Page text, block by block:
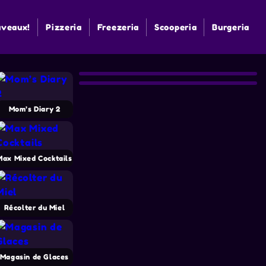
Pizzeria Freezeria Scooperia Burgeria
Mom’s Diary 2
Mixed Cocktails
Récolter du Miel
Magasin de Glaces